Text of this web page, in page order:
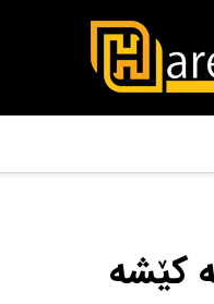
کێشە